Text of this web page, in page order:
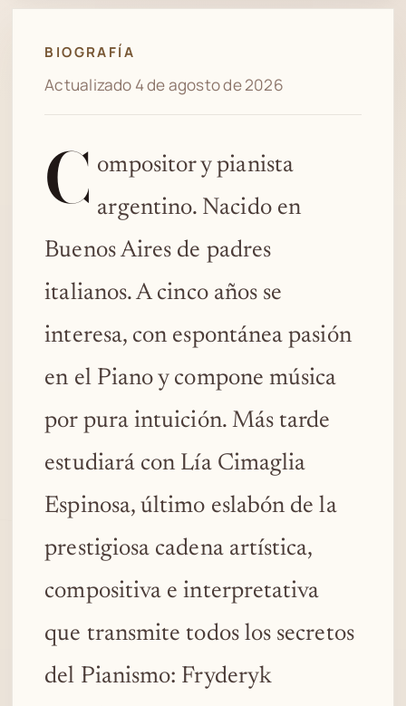
BIOGRAFÍA
Actualizado 4 de agosto de 2026
C ompositor y pianista
argentino. Nacido en
Buenos Aires de padres
italianos. A cinco años se
interesa, con espontánea pasión
en el Piano y compone música
por pura intuición. Más tarde
estudiará con Lía Cimaglia
Espinosa, último eslabón de la
prestigiosa cadena artística,
compositiva e interpretativa
que transmite todos los secretos
del Pianismo: Fryderyk